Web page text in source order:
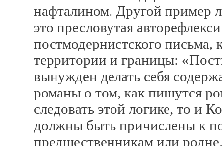
нафталином. Другой пример
это пресловутая
постмодернистского
территории и границы:
вынужден делать себя
романы о том, как пишутся
следовать этой логике, то и
должны быть причислены к
предшественникам или